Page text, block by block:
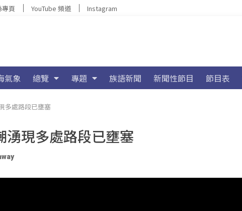
頁 YouTube 頻道 Instagram
氣象 總覽 專題 族語新聞 新聞性節目 節目表
多處路段已壅塞
湧現多處路段已壅塞